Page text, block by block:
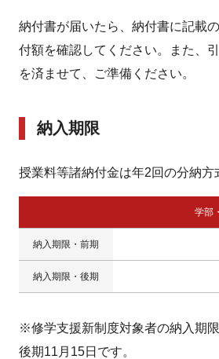
納付書が届いたら、納付書に記載
付額を確認してください。また、
を済ませて、ご準備ください。
納入期限
授業料等諸納付金は年2回の分納方
学部
納入期限・前期
納入期限・後期
※修学支援新制度対象者の納入期限
後期11月15日です。